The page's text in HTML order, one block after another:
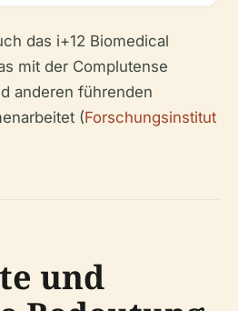
das i+12 Biomedical
mit der Complutense
anderen führenden
(Forschungsinstitut
und